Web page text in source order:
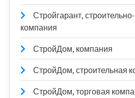
Стройгарант,
компания
СтройДом, компания
СтройДом, строительная
СтройДом, торговая